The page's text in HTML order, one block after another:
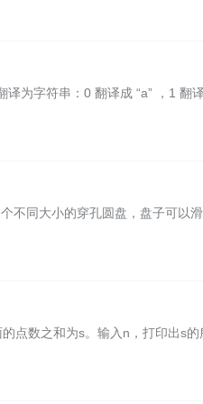
译为字符串：0 翻译成 “a” ，1
不同大小的穿孔圆盘，盘子可以
点数之和为s。输入n，打印出s